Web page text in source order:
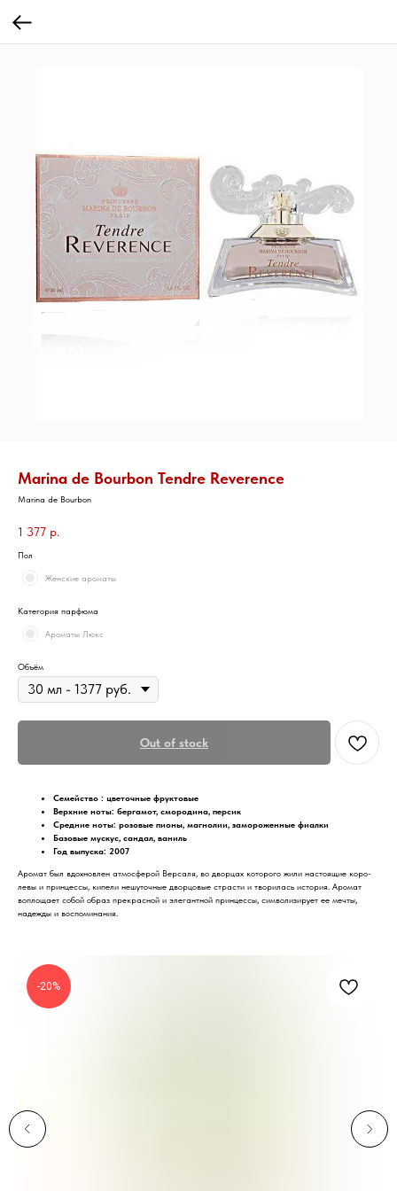
Marina de Bourbon Tendre Reverence
Marina de Bourbon
1 377 р.
Пол
Женские ароматы
Категория парфюма
Ароматы Люкс
Объём
Out of stock
Семейство : цветочные фруктовые
Верхние ноты: бергамот, смородина, персик
Средние ноты: розовые пионы, магнолии, замороженные фиалки
Базовые мускус, сандал, ваниль
Год выпуска: 2007
Аромат был вдо­хновлен атмосферой Версаля, во дворцах которого жили настоящие коро­
левы и принцессы, кипели нешуточные дворцовые страсти и творилась исто­рия. Аромат
воплощает собой образ прекрасной и элегантной принцессы, симво­лизирует ее мечты,
надежды и воспоминания.
-20%